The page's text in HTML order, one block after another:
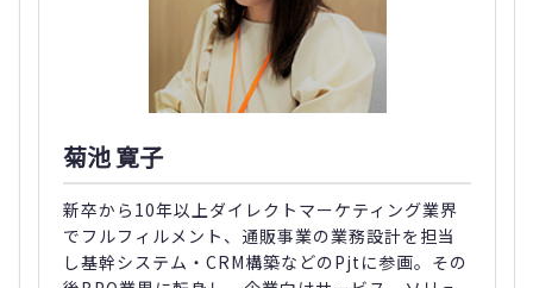
菊池 寛子
新卒から10年以上ダイレクトマーケティング業界
でフルフィルメント、通販事業の業務設計を担当
し基幹システム・CRM構築などのPjtに参画。その